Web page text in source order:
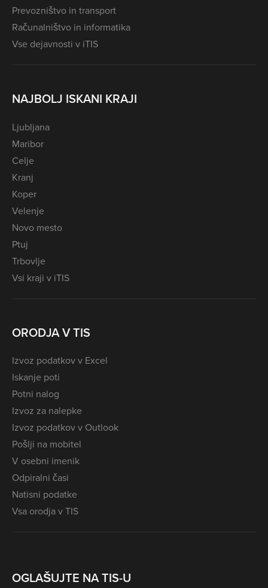
Prevozništvo in transport
Računalništvo in informatika
Vse dejavnosti v iTIS
NAJBOLJ ISKANI KRAJI
Ljubljana
Maribor
Celje
Kranj
Koper
Velenje
Novo mesto
Ptuj
Trbovlje
Vsi kraji v iTIS
ORODJA V TIS
Izvoz podatkov v Excel
Iskanje poti
Potni nalog
Izvoz za nalepke
Izvoz podatkov v Outlook
Pošlji na mobitel
V osebni imenik
Odpiralni časi
Natisni podatke
Vsa orodja v TIS
OGLAŠUJTE NA TIS-U